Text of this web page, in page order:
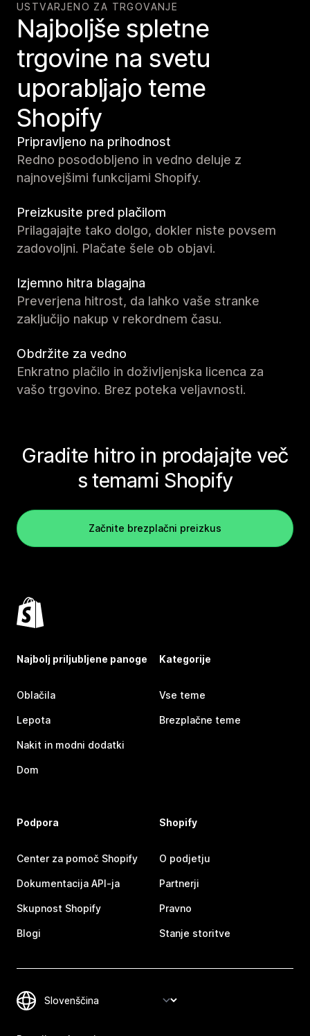
USTVARJENO ZA TRGOVANJE
Najboljše spletne
trgovine na svetu
uporabljajo teme
Shopify
Pripravljeno na prihodnost
Redno posodobljeno in vedno deluje z
najnovejšimi funkcijami Shopify.
Preizkusite pred plačilom
Prilagajajte tako dolgo, dokler niste povsem
zadovoljni. Plačate šele ob objavi.
Izjemno hitra blagajna
Preverjena hitrost, da lahko vaše stranke
zaključijo nakup v rekordnem času.
Obdržite za vedno
Enkratno plačilo in doživljenjska licenca za
vašo trgovino. Brez poteka veljavnosti.
Gradite hitro in prodajajte več
s temami Shopify
Začnite brezplačni preizkus
Najbolj priljubljene panoge
Oblačila
Lepota
Nakit in modni dodatki
Dom
Kategorije
Vse teme
Brezplačne teme
Podpora
Center za pomoč Shopify
Dokumentacija API-ja
Skupnost Shopify
Blogi
Shopify
O podjetju
Partnerji
Pravno
Stanje storitve